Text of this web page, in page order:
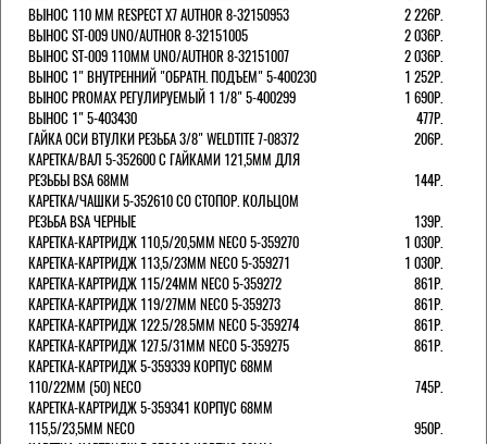
ВЫНОС 110 ММ RESPECT Х7 AUTHOR 8-32150953
2 226Р.
ВЫНОС ST-009 UNO/AUTHOR 8-32151005
2 036Р.
ВЫНОС ST-009 110ММ UNO/AUTHOR 8-32151007
2 036Р.
ВЫНОС 1" ВНУТРЕННИЙ "ОБРАТН. ПОДЪЕМ" 5-400230
1 252Р.
ВЫНОС PROMAX РЕГУЛИРУЕМЫЙ 1 1/8" 5-400299
1 690Р.
ВЫНОС 1" 5-403430
477Р.
ГАЙКА ОСИ ВТУЛКИ РЕЗЬБА 3/8" WELDTITE 7-08372
206Р.
КАРЕТКА/ВАЛ 5-352600 С ГАЙКАМИ 121,5ММ ДЛЯ
РЕЗЬБЫ BSA 68ММ
144Р.
КАРЕТКА/ЧАШКИ 5-352610 СО СТОПОР. КОЛЬЦОМ
РЕЗЬБА BSA ЧЕРНЫЕ
139Р.
КАРЕТКА-КАРТРИДЖ 110,5/20,5ММ NECO 5-359270
1 030Р.
КАРЕТКА-КАРТРИДЖ 113,5/23ММ NECO 5-359271
1 030Р.
КАРЕТКА-КАРТРИДЖ 115/24ММ NECO 5-359272
861Р.
КАРЕТКА-КАРТРИДЖ 119/27ММ NECO 5-359273
861Р.
КАРЕТКА-КАРТРИДЖ 122.5/28.5ММ NECO 5-359274
861Р.
КАРЕТКА-КАРТРИДЖ 127.5/31ММ NECO 5-359275
861Р.
КАРЕТКА-КАРТРИДЖ 5-359339 КОРПУС 68ММ
110/22ММ (50) NECO
745Р.
КАРЕТКА-КАРТРИДЖ 5-359341 КОРПУС 68ММ
115,5/23,5ММ NECO
950Р.